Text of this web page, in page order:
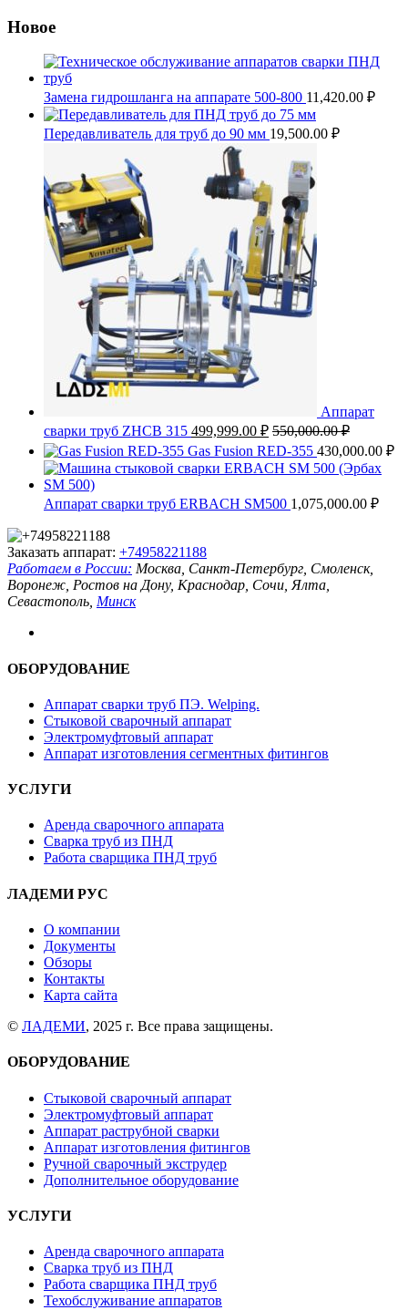
Новое
Замена гидрошланга на аппарате 500-800 11,420.00 ₽
Передавливатель для труб до 90 мм 19,500.00 ₽
Аппарат
сварки труб ZHCB 315 499,999.00 ₽ 550,000.00₽
Gas Fusion RED-355 430,000.00 ₽
Аппарат сварки труб ERBACH SM500 1,075,000.00 ₽
Заказать аппарат: +74958221188
Работаем в России: Москва, Санкт-Петербург, Смоленск,
Воронеж, Ростов на Дону, Краснодар, Сочи, Ялта,
Севастополь, Минск
ОБОРУДОВАНИЕ
Аппарат сварки труб ПЭ. Welping.
Стыковой сварочный аппарат
Электромуфтовый аппарат
Аппарат изготовления сегментных фитингов
УСЛУГИ
Аренда сварочного аппарата
Сварка труб из ПНД
Работа сварщика ПНД труб
ЛАДЕМИ РУС
О компании
Документы
Обзоры
Контакты
Карта сайта
© ЛАДЕМИ, 2025 г. Все права защищены.
ОБОРУДОВАНИЕ
Стыковой сварочный аппарат
Электромуфтовый аппарат
Аппарат раструбной сварки
Аппарат изготовления фитингов
Ручной сварочный экструдер
Дополнительное оборудование
УСЛУГИ
Аренда сварочного аппарата
Сварка труб из ПНД
Работа сварщика ПНД труб
Техобслуживание аппаратов